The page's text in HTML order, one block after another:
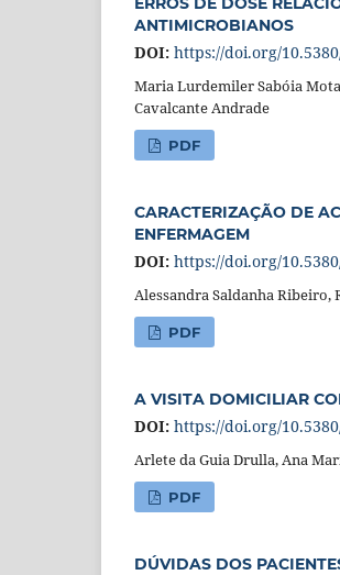
ANTIMICROBIANOS
DOI: https://doi.org/
Maria Lurdemiler Sabóia
Cavalcante Andrade
PDF
CARACTERIZAÇÃO DE
ENFERMAGEM
DOI: https://doi.org/
Alessandra Saldanha Ribeiro,
PDF
A VISITA DOMICILIAR
DOI: https://doi.org/
Arlete da Guia Drulla, Ana
PDF
DÚVIDAS DOS